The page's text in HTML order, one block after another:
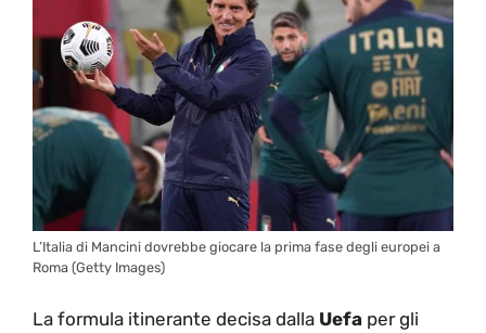
L’Italia di Mancini dovrebbe giocare la prima fase degli europei a
Roma (Getty Images)
La formula itinerante decisa dalla Uefa per gli